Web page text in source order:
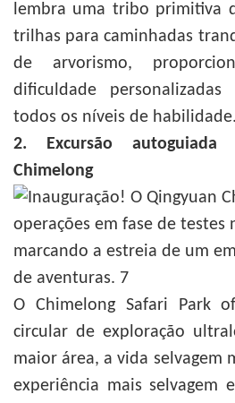
lembra uma tribo primitiva
trilhas para caminhadas
de arvorismo,
dificuldade
todos os níveis de habilidade.
2. Excursão
Chimelong
O Chimelong Safari Park
circular de exploração
maior área, a vida selvagem
experiência mais selvagem